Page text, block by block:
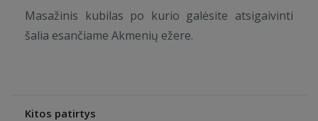
Masažinis kubilas po kurio galėsite atsigaivinti
šalia esančiame Akmenių ežere.
Kitos patirtys